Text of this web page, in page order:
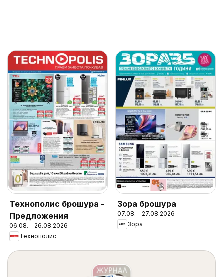
Технополис брошура -
Предложения
06.08. - 26.08.2026
Технополис
Зора брошура
07.08. - 27.08.2026
Зора